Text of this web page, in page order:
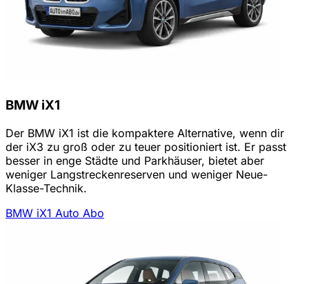
BMW iX1
Der BMW iX1 ist die kompaktere Alternative, wenn dir
der iX3 zu groß oder zu teuer positioniert ist. Er passt
besser in enge Städte und Parkhäuser, bietet aber
weniger Langstreckenreserven und weniger Neue-
Klasse-Technik.
BMW iX1 Auto Abo